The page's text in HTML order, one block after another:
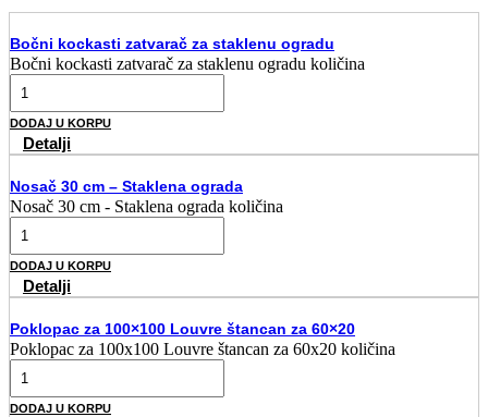
Bočni kockasti zatvarač za staklenu ogradu
Bočni kockasti zatvarač za staklenu ogradu količina
DODAJ U KORPU
Detalji
Nosač 30 cm – Staklena ograda
Nosač 30 cm - Staklena ograda količina
DODAJ U KORPU
Detalji
Poklopac za 100×100 Louvre štancan za 60×20
Poklopac za 100x100 Louvre štancan za 60x20 količina
DODAJ U KORPU